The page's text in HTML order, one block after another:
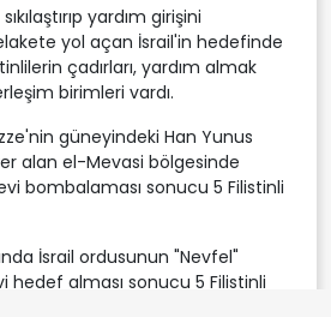
yardım girişini
yol açan İsrail'in hedefinde
çadırları, yardım almak
birimleri vardı.
güneyindeki Han Yunus
alan el-Mevasi bölgesinde
bombalaması sonucu 5 Filistinli
İsrail ordusunun "Nevfel"
hedef alması sonucu 5 Filistinli